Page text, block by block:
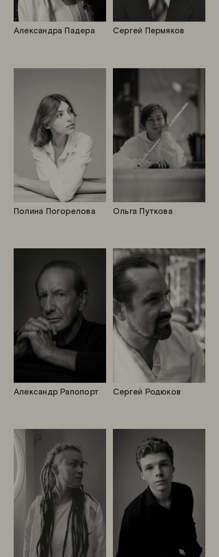
Александр Рапопорт
Ольга Путкова
Сергей Пермяков
Сергей Родюков
Александра Падера
Полина Погорелова